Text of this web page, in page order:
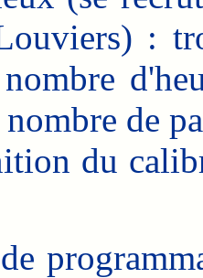
:
nombre de
du